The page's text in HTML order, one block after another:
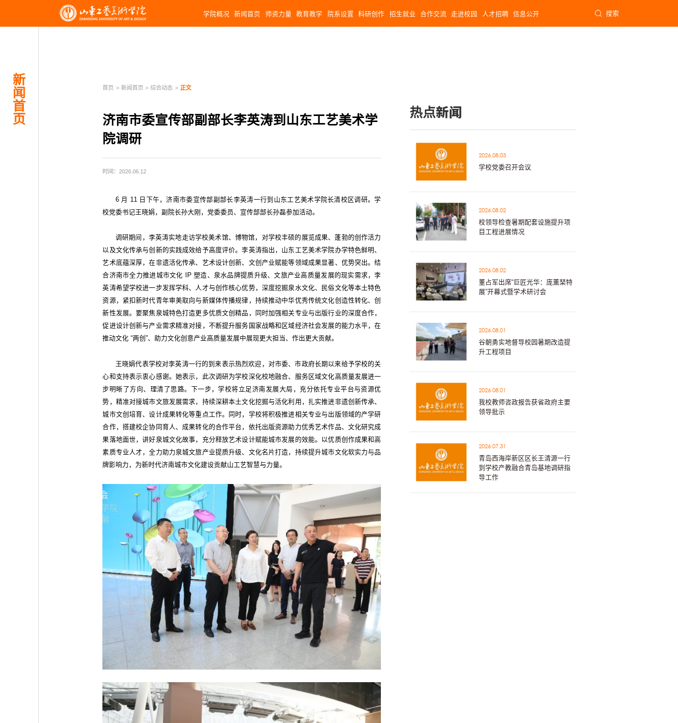
学院概况 新闻首页 师资力量 教育教学 院系设置 科研创作 招生就业 合作交流 走进校园 人才招聘 信息公开 搜索
新
闻
首
页
首页 > 新闻首页 > 综合动态 > 正文
济南市委宣传部副部长李英涛到山东工艺美术学
院调研
时间：2026.06.12
6 月 11 日下午，济南市委宣传部副部长李英涛一行到山东工艺美术学院长清校区调研。学
校党委书记王晓娟，副院长孙大刚，党委委员、宣传部部长孙磊参加活动。
调研期间，李英涛实地走访学校美术馆、博物馆，对学校丰硕的展览成果、蓬勃的创作活力
以及文化传承与创新的实践成效给予高度评价。李英涛指出，山东工艺美术学院办学特色鲜明、
艺术底蕴深厚，在非遗活化传承、艺术设计创新、文创产业赋能等领域成果显著、优势突出。结
合济南市全力推进城市文化 IP 塑造、泉水品牌提质升级、文旅产业高质量发展的现实需求，李
英涛希望学校进一步发挥学科、人才与创作核心优势，深度挖掘泉水文化、民俗文化等本土特色
资源，紧扣新时代青年审美取向与新媒体传播规律，持续推动中华优秀传统文化创造性转化、创
新性发展。要聚焦泉城特色打造更多优质文创精品，同时加强相关专业与出版行业的深度合作，
促进设计创新与产业需求精准对接，不断提升服务国家战略和区域经济社会发展的能力水平，在
推动文化 “两创”、助力文化创意产业高质量发展中展现更大担当、作出更大贡献。
王晓娟代表学校对李英涛一行的到来表示热烈欢迎，对市委、市政府长期以来给予学校的关
心和支持表示衷心感谢。她表示，此次调研为学校深化校地融合、服务区域文化高质量发展进一
步明晰了方向、理清了思路。下一步，学校将立足济南发展大局，充分依托专业平台与资源优
势，精准对接城市文旅发展需求，持续深耕本土文化挖掘与活化利用，扎实推进非遗创新传承、
城市文创培育、设计成果转化等重点工作。同时，学校将积极推进相关专业与出版领域的产学研
合作，搭建校企协同育人、成果转化的合作平台，依托出版资源助力优秀艺术作品、文化研究成
果落地面世，讲好泉城文化故事，充分释放艺术设计赋能城市发展的效能。以优质创作成果和高
素质专业人才，全力助力泉城文旅产业提质升级、文化名片打造，持续提升城市文化软实力与品
牌影响力，为新时代济南城市文化建设贡献山工艺智慧与力量。
热点新闻
2026.08.03
学校党委召开会议
2026.08.02
校领导检查暑期配套设施提升项
目工程进展情况
2026.08.02
董占军出席“巨匠光华：庞薰琹特
展”开幕式暨学术研讨会
2026.08.01
谷朝勇实地督导校园暑期改造提
升工程项目
2026.08.01
我校教师咨政报告获省政府主要
领导批示
2026.07.31
青岛西海岸新区区长王清源一行
到学校产教融合青岛基地调研指
导工作